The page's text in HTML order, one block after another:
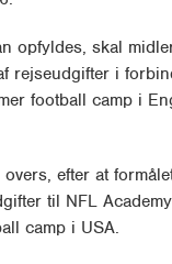
opfyldes, skal
rejseudgifter i
football camp i
efter at
til NFL
camp i USA.